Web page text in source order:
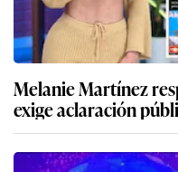
Melanie Martínez
exige aclaración